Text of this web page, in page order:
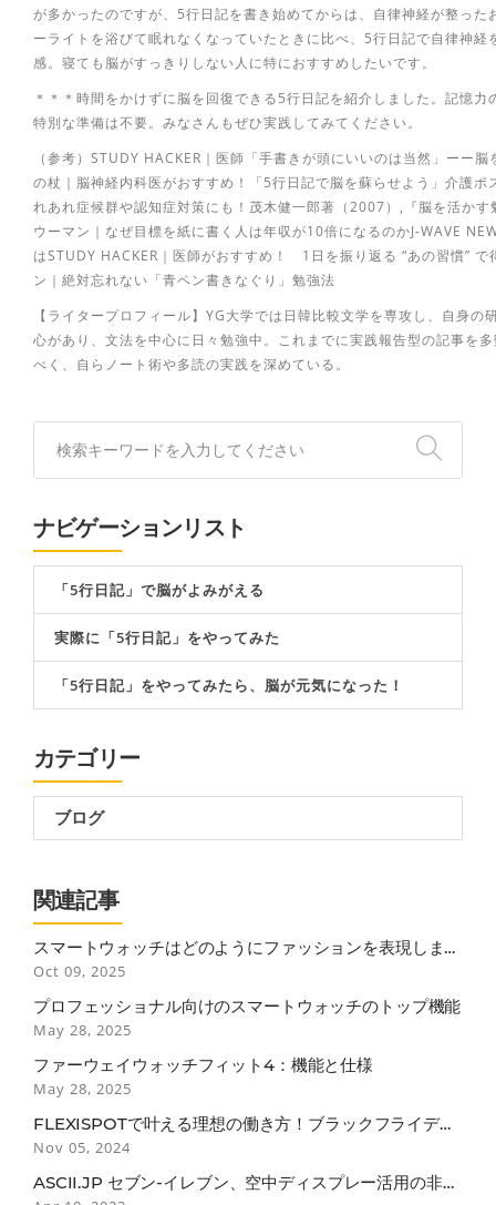
が多かったのですが、5行日記を書き始めてからは、自律神経が整っ
ーライトを浴びて眠れなくなっていたときに比べ、5行日記で自律神
感。寝ても脳がすっきりしない人に特におすすめしたいです。
＊＊＊時間をかけずに脳を回復できる5行日記を紹介しました。記憶
特別な準備は不要。みなさんもぜひ実践してみてください。
（参考）STUDY HACKER｜医師「手書きが頭にいいのは当然」ーー
の杖｜脳神経内科医がおすすめ！「5行日記で脳を蘇らせよう」介護
れあれ症候群や認知症対策にも！茂木健一郎著（2007）,『脳を活か
ウーマン｜なぜ目標を紙に書く人は年収が10倍になるのかJ-WAVE
はSTUDY HACKER｜医師がおすすめ！ 1日を振り返る “あの習慣”
ン｜絶対忘れない「青ペン書きなぐり」勉強法
【ライタープロフィール】YG大学では日韓比較文学を専攻し、自身
心があり、文法を中心に日々勉強中。これまでに実践報告型の記事を
べく、自らノート術や多読の実践を深めている。
ナビゲーションリスト
「5行日記」で脳がよみがえる
実際に「5行日記」をやってみた
「5行日記」をやってみたら、脳が元気になった！
カテゴリー
ブログ
関連記事
スマートウォッチはどのようにファッションを表現します
か？
Oct 09, 2025
プロフェッショナル向けのスマートウォッチのトップ機能
May 28, 2025
ファーウェイウォッチフィット4：機能と仕様
May 28, 2025
FLEXISPOTで叶える理想の働き方！ブラックフライデー
で見逃せない3つのポイント
Nov 05, 2024
ASCII.JP セブン-イレブン、空中ディスプレー活用の非接